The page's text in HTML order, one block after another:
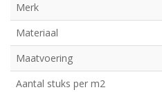
Merk
Materiaal
Maatvoering
Aantal stuks per m2